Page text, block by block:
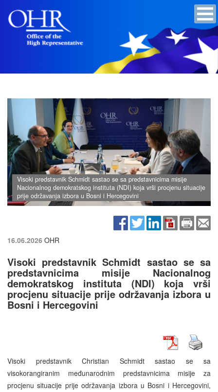
Visoki predstavnik Schmidt sastao se sa predstavnicima misije
Nacionalnog demokratskog instituta (NDI) koja vrši procjenu situacije
prije održavanja izbora u Bosni i Hercegovini
16.06.2026 OHR
Visoki predstavnik Schmidt sastao se sa
predstavnicima misije Nacionalnog
demokratskog instituta (NDI) koja vrši
procjenu situacije prije održavanja izbora u
Bosni i Hercegovini
Visoki predstavnik Christian Schmidt sastao se sa
visokorangiranim međunarodnim predstavnicima misije za
procjenu situacije prije održavanja izbora u Bosni i Hercegovini,